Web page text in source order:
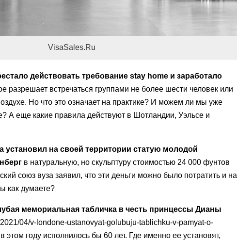
VisaSales.Ru
действовать требование stay home и заработало
разрешает встречаться группами не более шести человек или
Но что это означает на практике? И можем ли мы уже
А еще какие правила действуют в Шотландии, Уэльсе и
установил на своей территории статую молодой
в натуральную, но скульптуру стоимостью 24 000 фунтов
союз вуза заявил, что эти деньги можно было потратить и на
как думаете?
мемориальная табличка в честь принцессы Дианы
04/v-londone-ustanovyat-golubuju-tablichku-v-pamyat-o-
этом году исполнилось бы 60 лет. Где именно ее установят,